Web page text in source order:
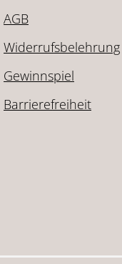
AGB
Widerrufsbelehrung
Gewinnspiel
Barrierefreiheit